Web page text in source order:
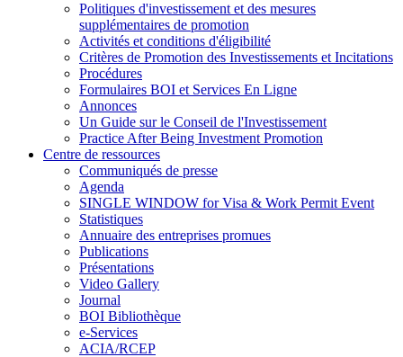
Politiques d'investissement et des mesures
supplémentaires de promotion
Activités et conditions d'éligibilité
Critères de Promotion des Investissements et Incitations
Procédures
Formulaires BOI et Services En Ligne
Annonces
Un Guide sur le Conseil de l'Investissement
Practice After Being Investment Promotion
Centre de ressources
Communiqués de presse
Agenda
SINGLE WINDOW for Visa & Work Permit Event
Statistiques
Annuaire des entreprises promues
Publications
Présentations
Video Gallery
Journal
BOI Bibliothèque
e-Services
ACIA/RCEP